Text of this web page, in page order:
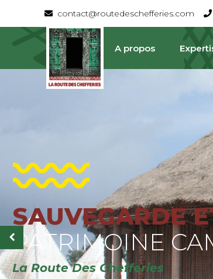
contact@routedeschefferies.com
A propos
SAUVEGARDE
La Route Des Chefferies